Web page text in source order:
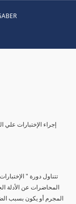
تتناول دورة "
المحاضرات عن الأدلة
المجرم أو يكون بسبب